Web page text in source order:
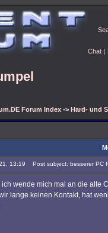
Chat |
Forum Index -> Hard- und
13:19 Post subject: besserer PC
ich wende mich mal an die alte
lange keinen Kontakt, hat